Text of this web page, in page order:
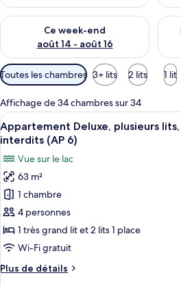
Ce week-end
août 14 - août 16
Vérifier la disponibilité pour ce
Filtres
disponibles
pour
les
chambres
Toutes les chambres 3+ lits 2 lits 1 lit
Affichage de 34 chambres sur 34
Afficher
toutes
photos
pour
ce
type
de
chambre :
Deluxe,
Une
7
Appartement Deluxe, plusieurs
interdits (AP 6)
Vue sur le lac
63 m²
1 chambre
4 personnes
1 très grand lit et 2 lits 1 place
Wi-Fi gratuit
Plus de détails
Plus